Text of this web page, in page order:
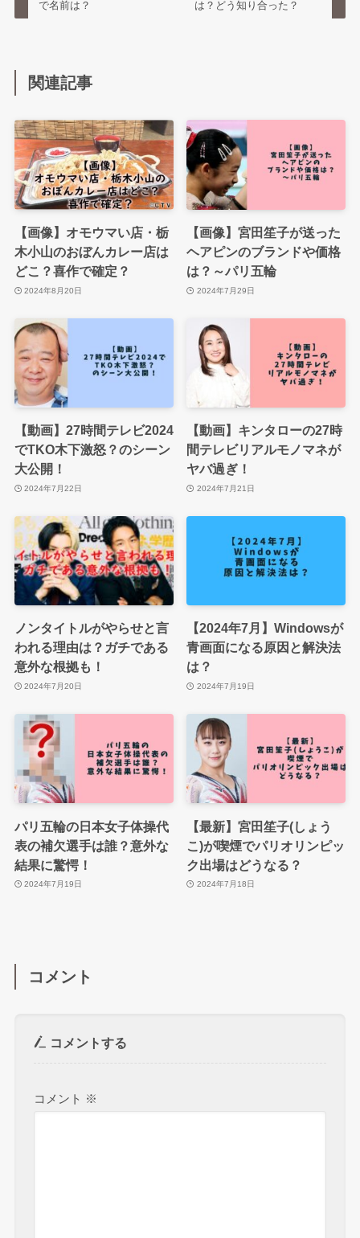
で名前は？ は？どう知り合った？
関連記事
【画像】オモウマい店・栃
木小山のおぼんカレー店は
どこ？喜作で確定？
2024年8月20日
【画像】宮田笙子が送った
ヘアピンのブランドや価格
は？～パリ五輪
2024年7月29日
【動画】27時間テレビ2024
でTKO木下激怒？のシーン
大公開！
2024年7月22日
【動画】キンタローの27時
間テレビリアルモノマネが
ヤバ過ぎ！
2024年7月21日
ノンタイトルがやらせと言
われる理由は？ガチである
意外な根拠も！
2024年7月20日
【2024年7月】Windowsが
青画面になる原因と解決法
は？
2024年7月19日
パリ五輪の日本女子体操代
表の補欠選手は誰？意外な
結果に驚愕！
2024年7月19日
【最新】宮田笙子(しょう
こ)が喫煙でパリオリンピッ
ク出場はどうなる？
2024年7月18日
コメント
コメントする
コメント ※